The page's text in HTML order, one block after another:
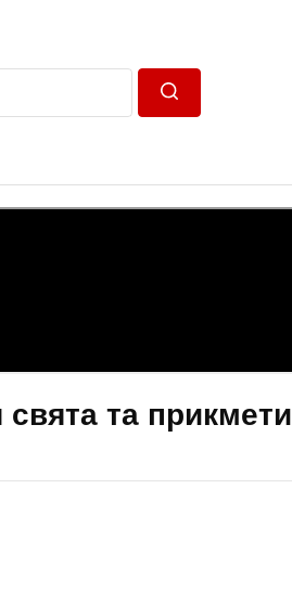
свята та прикмети